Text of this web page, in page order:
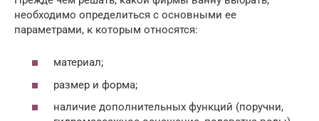
необходимо определиться с основными ее
параметрами, к которым относятся:
материал;
размер и форма;
наличие дополнительных функций (поручни,